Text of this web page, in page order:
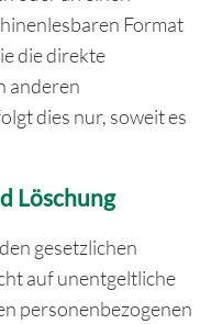
Format
die direkte
anderen
dies nur, soweit es
Löschung
gesetzlichen
auf unentgeltliche
personenbezogenen